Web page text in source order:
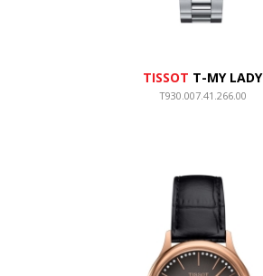
TISSOT T-MY LADY
T930.007.41.266.00